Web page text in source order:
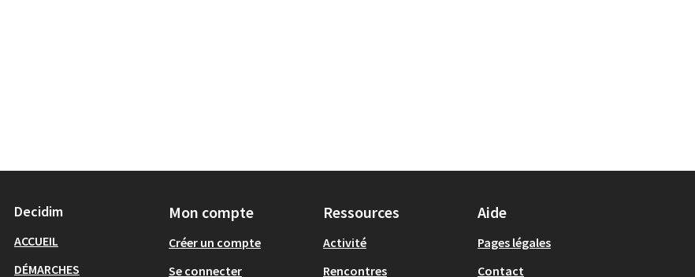
Decidim
ACCUEIL
DÉMARCHES
Mon compte
Créer un compte
Se connecter
Ressources
Activité
Rencontres
Aide
Pages légales
Contact